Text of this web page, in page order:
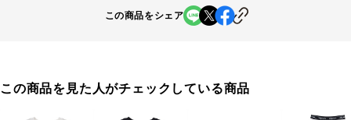
この商品をシェア
この商品を見た人がチェックしている商品